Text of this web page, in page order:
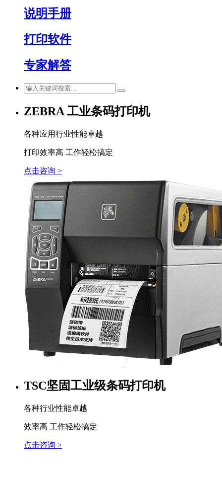
说明手册
打印软件
专家解答
ZEBRA 工业条码打印机
各种应用行业性能卓越
打印效率高 工作轻松搞定
点击咨询 >
TSC坚固工业级条码打印机
各种行业性能卓越
效率高 工作轻松搞定
点击咨询 >